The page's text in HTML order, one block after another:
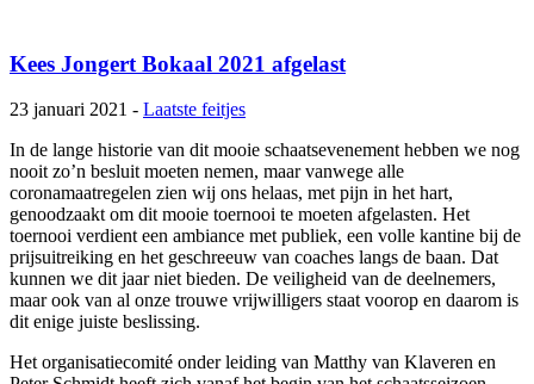
Kees Jongert Bokaal 2021 afgelast
23 januari 2021 - Laatste feitjes
In de lange historie van dit mooie schaatsevenement hebben we nog
nooit zo’n besluit moeten nemen, maar vanwege alle
coronamaatregelen zien wij ons helaas, met pijn in het hart,
genoodzaakt om dit mooie toernooi te moeten afgelasten. Het
toernooi verdient een ambiance met publiek, een volle kantine bij de
prijsuitreiking en het geschreeuw van coaches langs de baan. Dat
kunnen we dit jaar niet bieden. De veiligheid van de deelnemers,
maar ook van al onze trouwe vrijwilligers staat voorop en daarom is
dit enige juiste beslissing.
Het organisatiecomité onder leiding van Matthy van Klaveren en